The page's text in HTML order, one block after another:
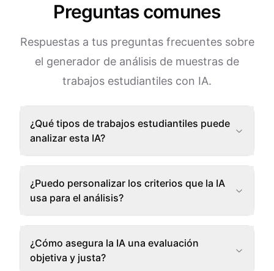
Preguntas comunes
Respuestas a tus preguntas frecuentes sobre
el generador de análisis de muestras de
trabajos estudiantiles con IA.
¿Qué tipos de trabajos estudiantiles puede
analizar esta IA?
¿Puedo personalizar los criterios que la IA
usa para el análisis?
¿Cómo asegura la IA una evaluación
objetiva y justa?